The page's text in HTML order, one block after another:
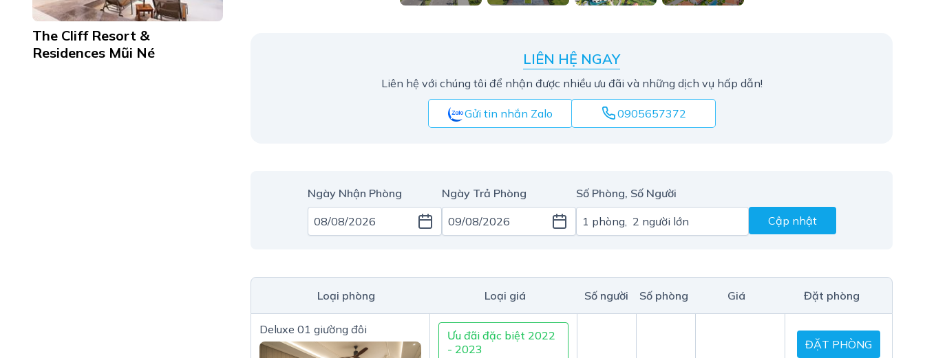
LIÊN HỆ NGAY
Liên hệ với chúng tôi để nhận được nhiều ưu đãi và những dịch vụ hấp dẫn!
0905657372
Gửi tin nhắn Zalo
Ngày Nhận Phòng Ngày Trả Phòng
Số Phòng, Số Người
Cập nhật
Loại phòng Loại giá Số người Số phòng Giá Đặt phòng
Deluxe 01 giường đôi
Ưu đãi đặc biệt 2022
- 2023
ĐẶT PHÒNG
The Cliff Resort &
Residences Mũi Né